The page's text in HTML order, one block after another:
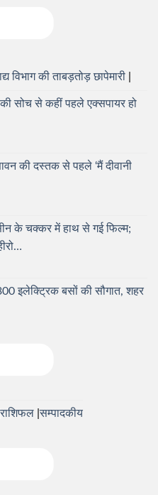
विभाग की ताबड़तोड़ छापेमारी
सोच से कहीं पहले एक्सपायर हो
की दस्तक से पहले ‘मैं दीवानी
के चक्कर में हाथ से गई फिल्म;
इलेक्ट्रिक बसों की सौगात, शहर
राशिफल सम्पादकीय